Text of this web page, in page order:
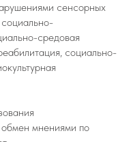
сенсорных
средовая
социально-
обмен мнениями по